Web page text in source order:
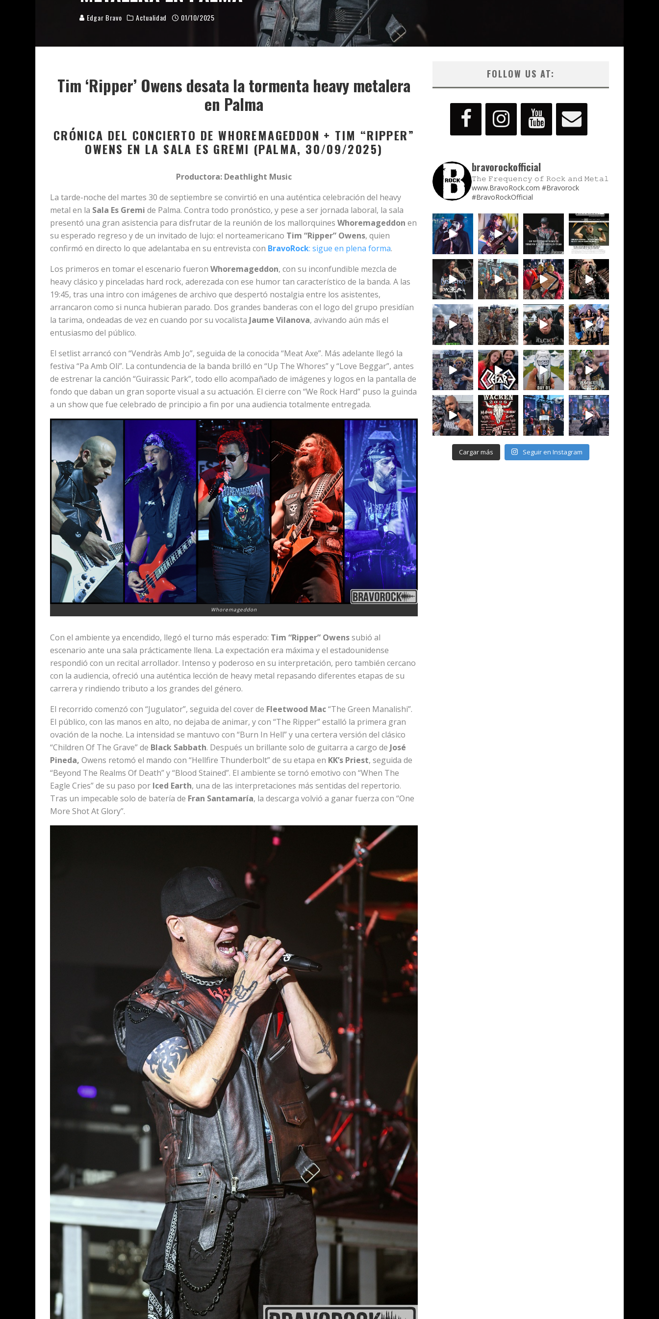
Edgar Bravo Actualidad 01/10/2025
Tim ‘Ripper’ Owens desata la tormenta heavy metalera
en Palma
CRÓNICA DEL CONCIERTO DE WHOREMAGEDDON + TIM “RIPPER”
OWENS EN LA SALA ES GREMI (PALMA, 30/09/2025)
Productora: Deathlight Music
La tarde-noche del martes 30 de septiembre se convirtió en una auténtica celebración del heavy
metal en la Sala Es Gremi de Palma. Contra todo pronóstico, y pese a ser jornada laboral, la sala
presentó una gran asistencia para disfrutar de la reunión de los mallorquines Whoremageddon en
su esperado regreso y de un invitado de lujo: el norteamericano Tim “Ripper” Owens, quien
confirmó en directo lo que adelantaba en su entrevista con BravoRock: sigue en plena forma.
Los primeros en tomar el escenario fueron Whoremageddon, con su inconfundible mezcla de
heavy clásico y pinceladas hard rock, aderezada con ese humor tan característico de la banda. A las
19:45, tras una intro con imágenes de archivo que despertó nostalgia entre los asistentes,
arrancaron como si nunca hubieran parado. Dos grandes banderas con el logo del grupo presidían
la tarima, ondeadas de vez en cuando por su vocalista Jaume Vilanova, avivando aún más el
entusiasmo del público.
El setlist arrancó con “Vendràs Amb Jo”, seguida de la conocida “Meat Axe”. Más adelante llegó la
festiva “Pa Amb Oli”. La contundencia de la banda brilló en “Up The Whores” y “Love Beggar”, antes
de estrenar la canción “Guirassic Park”, todo ello acompañado de imágenes y logos en la pantalla de
fondo que daban un gran soporte visual a su actuación. El cierre con “We Rock Hard” puso la guinda
a un show que fue celebrado de principio a fin por una audiencia totalmente entregada.
Whoremageddon
Con el ambiente ya encendido, llegó el turno más esperado: Tim “Ripper” Owenssubió al
escenario ante una sala prácticamente llena. La expectación era máxima y el estadounidense
respondió con un recital arrollador. Intenso y poderoso en su interpretación, pero también cercano
con la audiencia, ofreció una auténtica lección de heavy metal repasando diferentes etapas de su
carrera y rindiendo tributo a los grandes del género.
El recorrido comenzó con “Jugulator”, seguida del cover de Fleetwood Mac“The Green Manalishi”.
El público, con las manos en alto, no dejaba de animar, y con “The Ripper” estalló la primera gran
ovación de la noche. La intensidad se mantuvo con “Burn In Hell” y una certera versión del clásico
“Children Of The Grave” de Black Sabbath. Después un brillante solo de guitarra a cargo de José
Pineda, Owens retomó el mando con “Hellfire Thunderbolt” de su etapa en KK’s Priest, seguida de
“Beyond The Realms Of Death” y “Blood Stained”. El ambiente se tornó emotivo con “When The
Eagle Cries” de su paso por Iced Earth, una de las interpretaciones más sentidas del repertorio.
Tras un impecable solo de batería de Fran Santamaría, la descarga volvió a ganar fuerza con “One
More Shot At Glory”.
FOLLOW US AT:
bravorockofficial
𝚃𝚑𝚎 𝙵𝚛𝚎𝚚𝚞𝚎𝚗𝚌𝚢 𝚘𝚏 𝚁𝚘𝚌𝚔 𝚊𝚗𝚍 𝙼𝚎𝚝𝚊𝚕
www.BravoRock.com #Bravorock
#BravoRockOfficial
Cargar más Seguir en Instagram